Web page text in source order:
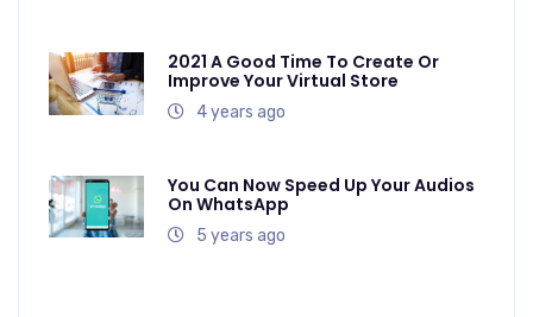
2021 A Good Time To Create Or
Improve Your Virtual Store
4 years ago
You Can Now Speed Up Your Audios
On WhatsApp
5 years ago